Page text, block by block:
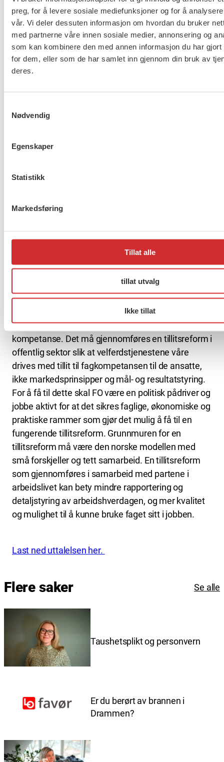
preg, for å levere sosiale mediefunksjoner og for å
vår. Vi deler dessuten informasjon om hvordan du bruker
med partnerne våre innen sosiale medier, annonsering og
som kan kombinere den med annen informasjon du har gjort
for dem, eller som de har samlet inn gjennom din bruk av
deres.
Nødvendig
Egenskaper
Statistikk
Markedsføring
Tillat alle
tillat utvalg
Ikke tillat
helsekrise, etterfulgt av en økonomisk krise, til en
mer alvorlig sosial krise. For å ruste oss for kriser er
det derfor helt sentralt å løfte frem en helhetlig
sosialpolitikk, som ikke bare handler om å realisere
arbeidslinja. Helsepersonellkommisjonen viser
tydelig at vi i framtida vil trenge mange nye ansatte
Det betyr at vi må klare å utdanne og rekruttere nok
forutsetning for at de som mottar hjelp også kan
styrkes for å løse sosiale problemer.
Bruken av markedsmekanismer i alle deler av
velferdsstaten skal reduseres, og må motvirkes ved
å gjenreise og styrke sosialpolitikken som eget
politikkområde. Offentlige velferdstjenester er
under press. Bedre tjenester og bedre beslutninger
nærmere brukeren krever flere ansatte med
kompetanse. Det må gjennomføres en tillitsreform i
offentlig sektor slik at velferdstjenestene våre
drives med tillit til fagkompetansen til de ansatte,
ikke markedsprinsipper og mål- og resultatstyring.
For å få til dette skal FO være en politisk pådriver og
jobbe aktivt for at det sikres faglige, økonomiske og
praktiske rammer som gjør det mulig å få til en
fungerende tillitsreform. Grunnmuren for en
tillitsreform må være den norske modellen med
små forskjeller og tett samarbeid. En tillitsreform
som gjennomføres i samarbeid med partene i
arbeidslivet kan bety mindre rapportering og
detaljstyring av arbeidshverdagen, og mer kvalitet
og mulighet til å kunne bruke faget sitt i jobben.
Last ned uttalelsen her.
Flere saker Se alle
Taushetsplikt og personvern
Er du berørt av brannen i
Drammen?